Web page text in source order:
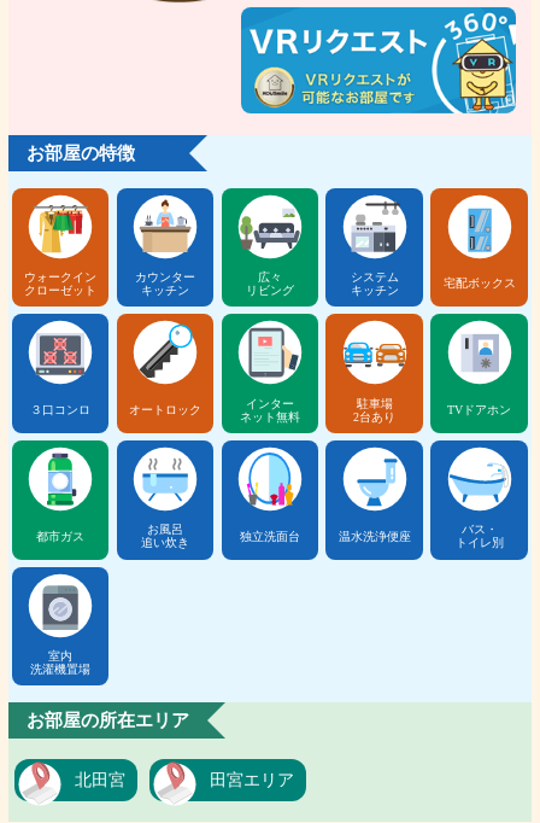
お部屋の特徴
ウォークイン
クローゼット
カウンター
キッチン
広々
リビング
システム
キッチン
宅配ボックス
３口コンロ オートロック
インター
ネット無料
駐車場
2台あり
TVドアホン
都市ガス
お風呂
追い炊き
独立洗面台 温水洗浄便座
バス・
トイレ別
室内
洗濯機置場
お部屋の所在エリア
北田宮 田宮エリア